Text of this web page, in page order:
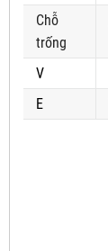
Chỗ
trống
V
E